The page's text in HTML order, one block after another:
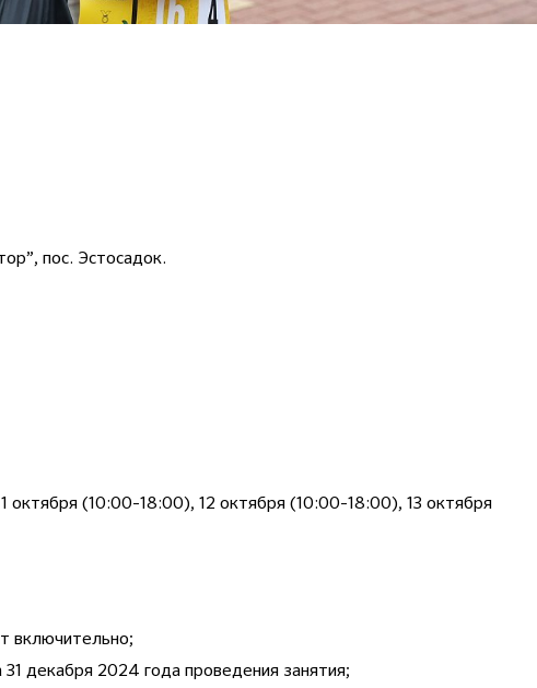
пос. Эстосадок.
(10:00-18:00), 12 октября (10:00-18:00), 13 октября
включительно;
декабря 2024 года проведения занятия;